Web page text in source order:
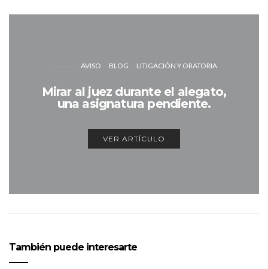
AVISO BLOG LITIGACIÓN Y ORATORIA
Mirar al juez durante el alegato,
una asignatura pendiente.
VER ARTÍCULO
También puede interesarte